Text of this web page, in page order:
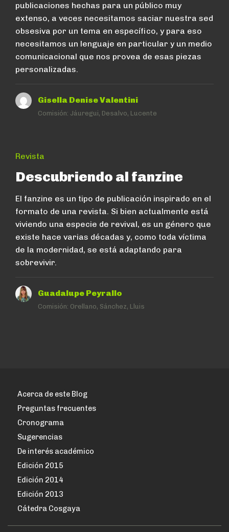
publicaciones hechas para un público muy
extenso, a veces necesitamos saciar nuestra sed
obsesiva por un tema en específico, y para eso
necesitamos un lenguaje en particular y un medio
comunicacional que nos provea de esas piezas
personalizadas.
Gisella Denise Valentini
Comisión: Jáuregui, Desalvo, Lucente
Revista
Descubriendo al fanzine
El fanzine es un tipo de publicación inspirado en el
formato de una revista. Si bien actualmente está
viviendo una especie de revival, es un género que
existe hace varias décadas y, como toda víctima
de la modernidad, se está adaptando para
sobrevivir.
Guadalupe Peyrallo
Comisión: Orellano, Sánchez, Lluis
Acerca de este Blog
Preguntas frecuentes
Cronograma
Sugerencias
De interés académico
Edición 2015
Edición 2014
Edición 2013
Cátedra Cosgaya